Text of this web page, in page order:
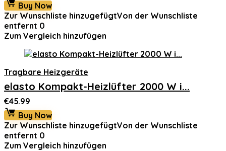
Buy Now
Zur Wunschliste hinzugefügtVon der Wunschliste
entfernt 0
Zum Vergleich hinzufügen
Tragbare Heizgeräte
elasto Kompakt-Heizlüfter 2000 W i...
€45.99
Buy Now
Zur Wunschliste hinzugefügtVon der Wunschliste
entfernt 0
Zum Vergleich hinzufügen